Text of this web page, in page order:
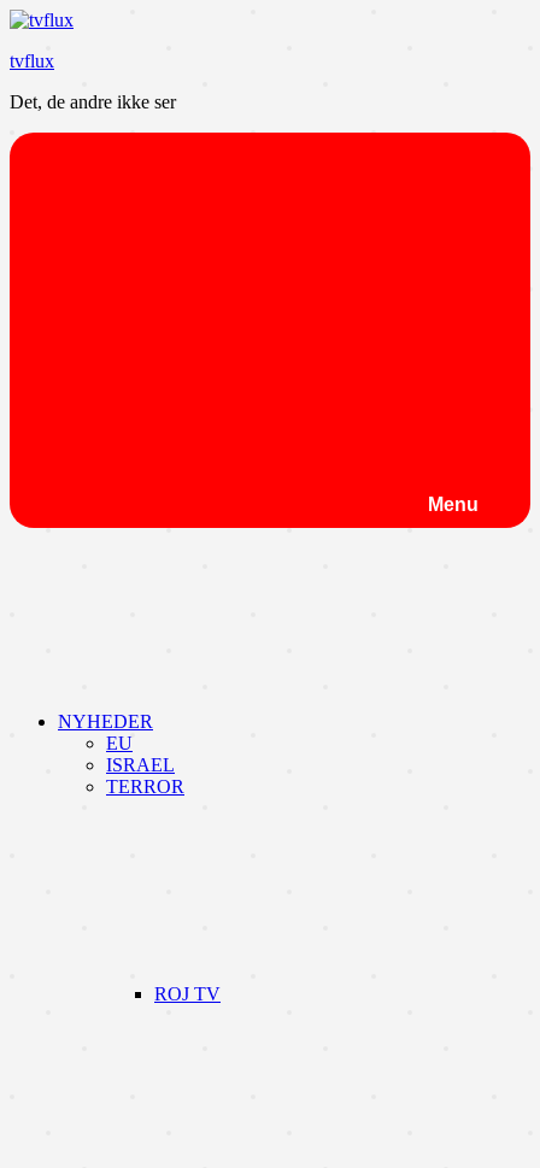
Videre
indhold
tvflux
Det, de andre ikke ser
Menu
NYHEDER
EU
ISRAEL
TERROR
ROJ TV